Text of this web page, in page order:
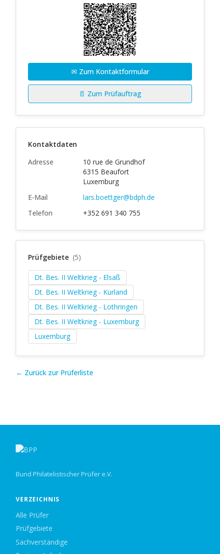
✉ Zum Kontaktformular
📄 Zum Prüfauftrag
Kontaktdaten
Adresse
10 rue de Grundhof
6315 Beaufort
Luxemburg
E-Mail
lars.boettger@bdph.de
Telefon
+352 691 340 755
Prüfgebiete (5)
Dt. Bes. II Weltkrieg - Elsaß
Dt. Bes. II Weltkrieg - Kurland
Dt. Bes. II Weltkrieg - Lothringen
Dt. Bes. II Weltkrieg - Luxemburg
Luxemburg
← Zurück zur Prüferliste
Bund Philatelistischer Prüfer e.V.
VERZEICHNIS
Alle Prüfer
Prüfgebiete
Sachverständige